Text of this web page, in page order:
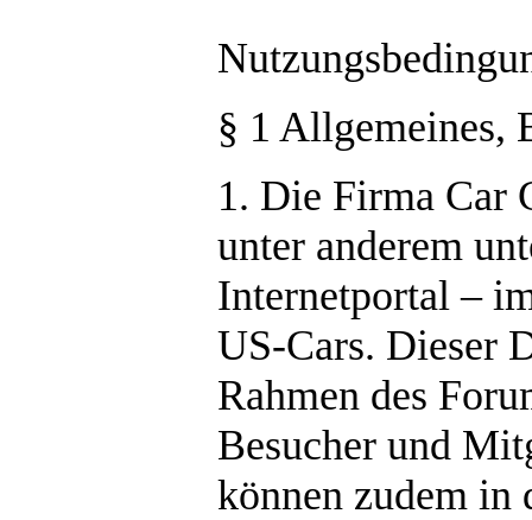
§ 1 Allgemeines,
1. Die Firma Car
unter anderem
Internetportal –
US-Cars. Dieser
Rahmen des
Besucher und
können zudem